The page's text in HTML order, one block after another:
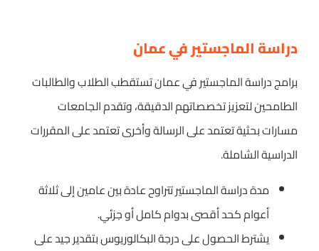
دراسة الماجستير في عمان
برامج دراسة الماجستير في عمان تستقطب الطلاب والطالبات
الطامحين لتعزيز تخصصاتهم الدقيقة، وتقدم الجامعات
مسارات بحثية تعتمد على الرسالة وأخرى تعتمد على المقررات
الدراسية الشاملة.
مدة دراسة الماجستير تتراوح عادة بين عامين إلى ثلاثة
أعوام كحد أقصى بدوام كامل أو جزئي.
يشترط الحصول على درجة البكالوريوس بتقدير جيد على